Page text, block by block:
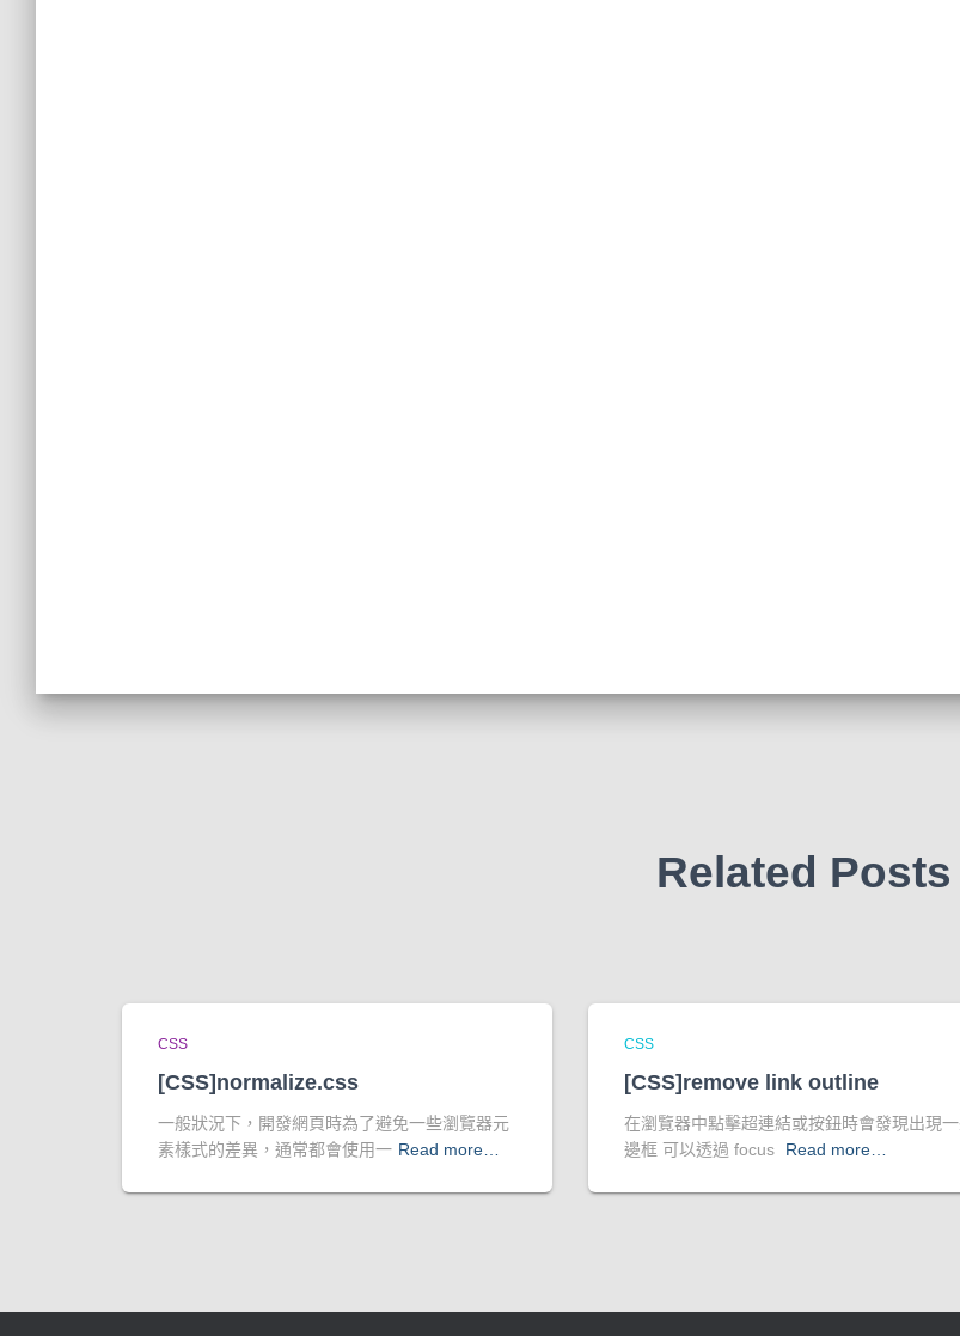
Related Posts
CSS
[CSS]normalize.css
一般狀況下，開發網頁時為了避免一些瀏覽器元
素樣式的差異，通常都會使用一 Read more…
CSS
[CSS]remove link outline
在瀏覽器中點擊超連結或按鈕時會發現出現
邊框 可以透過 focus
Read more…